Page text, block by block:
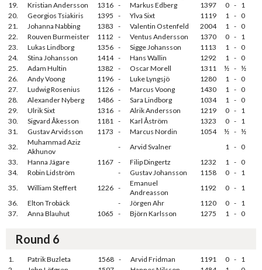
19.
Kristian Andersson 1316 - Markus Edberg 1397 0 - 1
20.
Georgios Tsiakiris 1395 - Ylva Sixt 1119 1 - 0
21.
Johanna Nabbing 1383 - Valentin Ostenfeld 2004 1 - 0
22.
Rouven Burmeister 1112 - Ventus Andersson 1370 0 - 1
23.
Lukas Lindborg 1356 - Sigge Johansson 1113 1 - 0
24.
Stina Johansson 1414 - Hans Wallin 1292 1 - 0
25.
Adam Hultin 1382 - Oscar Morell 1311 ½ - ½
26.
Andy Voong 1196 - Luke Lyngsjö 1280 1 - 0
27.
Ludwig Rosenius 1126 - Marcus Voong 1430 1 - 0
28.
Alexander Nyberg 1486 - Sara Lindborg 1034 1 - 0
29.
Ulrik Sixt 1316 - Alrik Andersson 1219 0 - 1
30.
Sigvard Åkesson 1181 - Karl Åström 1323 0 - 1
31.
Gustav Arvidsson 1173 - Marcus Nordin 1054 ½ - ½
32.
Muhammad Aziz
Akhunov
- Arvid Svalner 1 - 0
33.
Hanna Jägare 1167 - Filip Dingertz 1232 1 - 0
34.
Robin Lidström - Gustav Johansson 1158 0 - 1
35.
William Steffert 1226 -
Emanuel
Andreasson
1192 0 - 1
36.
Elton Trobäck - Jörgen Ahr 1120 0 - 1
37.
Anna Blauhut 1065 - Björn Karlsson 1275 1 - 0
Round 6
1. Patrik Buzleta 1568 - Arvid Fridman 1191 0 - 1